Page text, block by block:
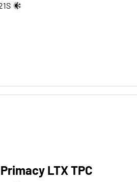
S
LTX TPC